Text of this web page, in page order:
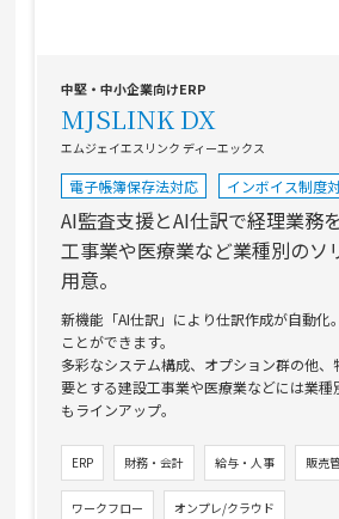
中堅・中小企業向けERP
MJSLINK DX
エムジェイエスリンク ディーエックス
電子帳簿保存法対応 インボイス制度
AI監査支援とAI仕訳で経理業務
工事業や医療業など業種別のソ
用意。
新機能「AI仕訳」により仕訳作成が自動化
ことができます。
多彩なシステム構成、オプション群の他
要とする建設工事業や医療業などには業種
もラインアップ。
ERP 財務・会計 給与・人事 販売
ワークフロー オンプレ/クラウド